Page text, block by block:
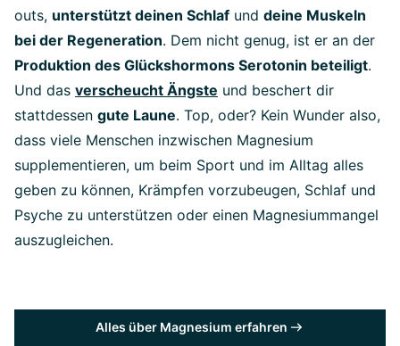
outs, unterstützt deinen Schlaf und deine Muskeln
bei der Regeneration. Dem nicht genug, ist er an der
Produktion des Glückshormons Serotonin beteiligt.
Und das verscheucht Ängste und beschert dir
stattdessen gute Laune. Top, oder? Kein Wunder also,
dass viele Menschen inzwischen Magnesium
supplementieren, um beim Sport und im Alltag alles
geben zu können, Krämpfen vorzubeugen, Schlaf und
Psyche zu unterstützen oder einen Magnesiummangel
auszugleichen.
Alles über Magnesium erfahren